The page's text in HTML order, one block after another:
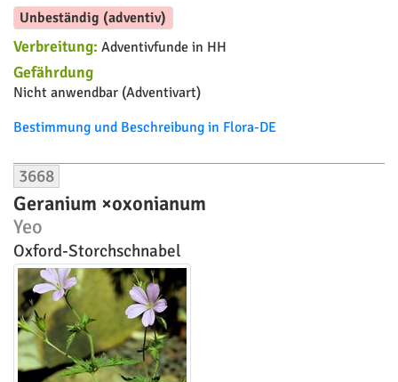
Unbeständig (adventiv)
Verbreitung: Adventivfunde in HH
Gefährdung
Nicht anwendbar (Adventivart)
Bestimmung und Beschreibung in Flora-DE
3668
Geranium ×oxonianum
Yeo
Oxford-Storchschnabel